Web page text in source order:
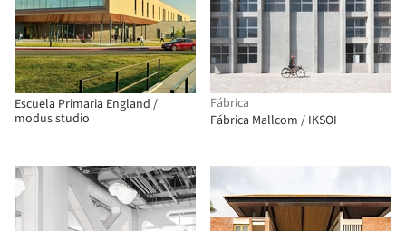
Escuela Primaria England /
modus studio
Fábrica
Fábrica Mallcom / IKSOI